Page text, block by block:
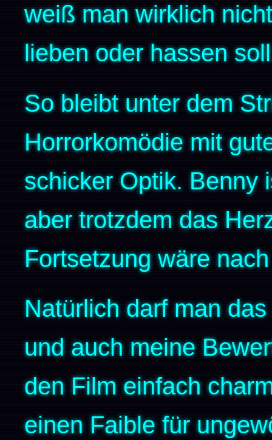
weiß man wirklich
lieben oder hassen
So bleibt unter dem
Horrorkomödie mit
schicker Optik. Benny
aber trotzdem das
Fortsetzung wäre
Natürlich darf man
und auch meine
den Film einfach
einen Faible für